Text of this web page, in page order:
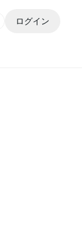
ログイン